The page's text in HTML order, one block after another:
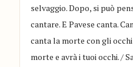
selvaggio. Dopo, si può
cantare. E Pavese canta.
canta la morte con gli
morte e avrà i tuoi occhi. /